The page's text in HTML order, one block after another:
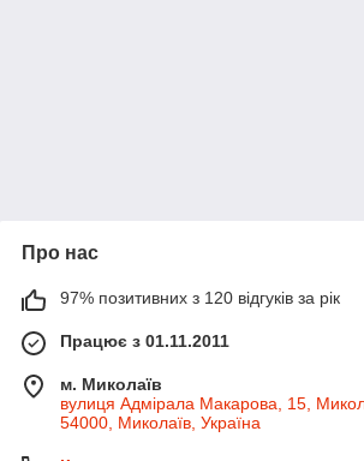
Про нас
97% позитивних з 120 відгуків за рік
Працює з 01.11.2011
м. Миколаїв
вулиця Адмірала Макарова, 15,
54000, Миколаїв, Україна